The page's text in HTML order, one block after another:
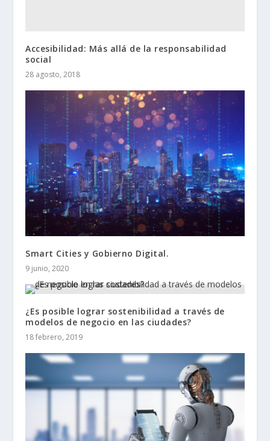
Accesibilidad: Más allá de la responsabilidad
social
28 agosto, 2018
Smart Cities y Gobierno Digital.
9 junio, 2020
¿Es posible lograr sostenibilidad a través de
modelos de negocio en las ciudades?
18 febrero, 2019